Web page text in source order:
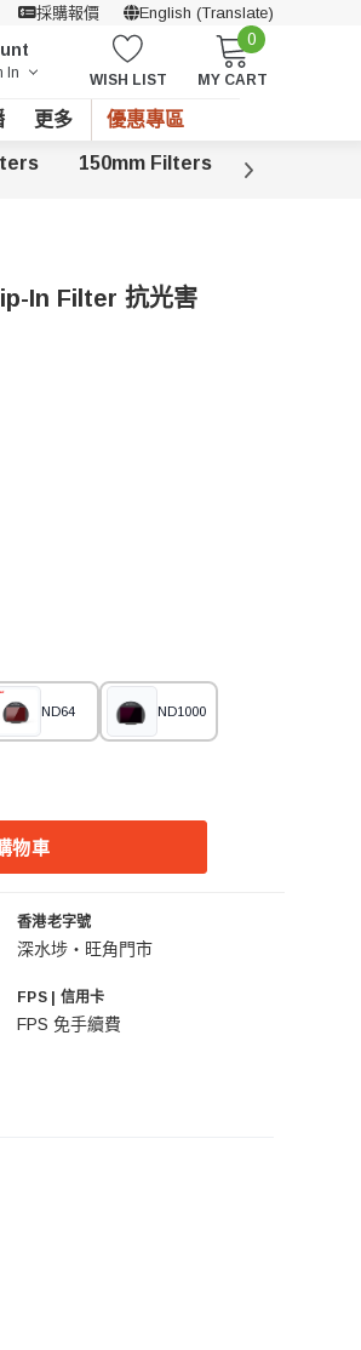
採購報價 English (Translate)
In WISH LIST
0
MY CART
更多 優惠專區
150mm Filters Cinema ND
In Filter 抗光害
ND64 ND1000
IN FILTER 抗光害 (NEUTRAL
機內置濾鏡CLIP-IN FILTER 抗光害
物車
香港老字號
深水埗・旺角門市
FPS | 信用卡
FPS 免手續費